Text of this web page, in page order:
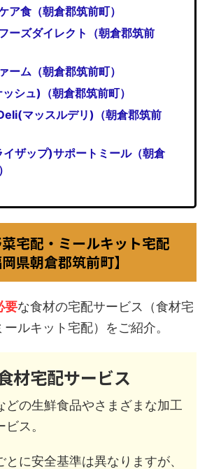
ア食（朝倉郡筑前町）
ーズダイレクト（朝倉郡筑前
ーム（朝倉郡筑前町）
シュ)（朝倉郡筑前町）
マッスルデリ)（朝倉郡筑前
ザップ)サポートミール（朝倉
宅配・ミールキット宅配
県朝倉郡筑前町】
要な食材の宅配サービス（食材宅
ルキット宅配）をご紹介。
材宅配サービス
どの生鮮食品やさまざまな加工
ス。
に安全基準は異なりますが、